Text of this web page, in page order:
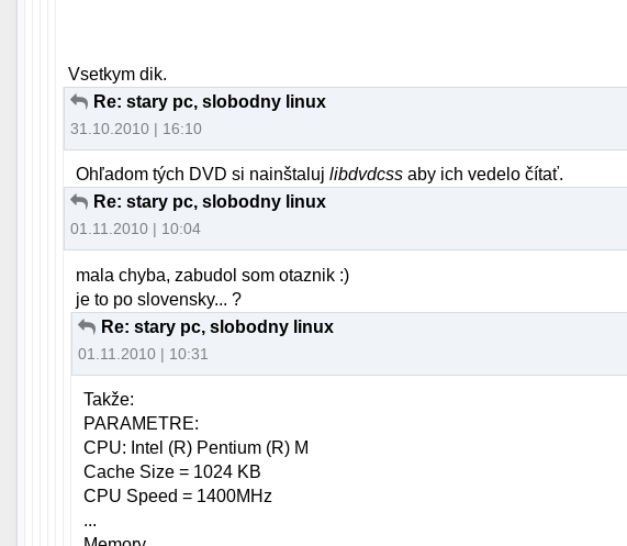
Vsetkym dik.
Re: stary pc, slobodny linux
31.10.2010 | 16:10
Ohľadom tých DVD si nainštalujlibdvdcss aby ich vedelo čítať.
Re: stary pc, slobodny linux
01.11.2010 | 10:04
mala chyba, zabudol som otaznik :)
je to po slovensky... ?
Re: stary pc, slobodny linux
01.11.2010 | 10:31
Takže:
PARAMETRE:
CPU: Intel (R) Pentium (R) M
Cache Size = 1024 KB
CPU Speed = 1400MHz
...